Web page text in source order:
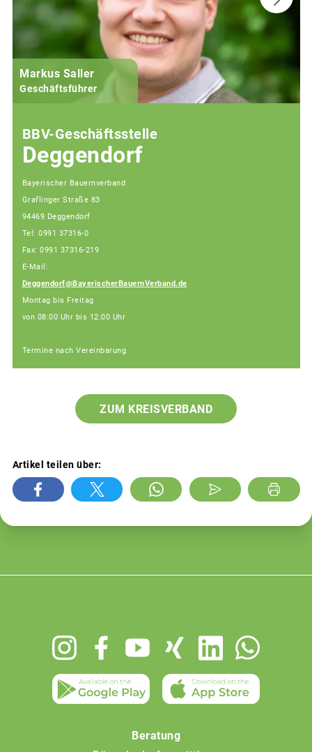
Markus Saller
Geschäftsführer
BBV-Geschäftsstelle
Deggendorf
Bayerischer Bauernverband
Graflinger Straße 83
94469 Deggendorf
Tel: 0991 37316-0
Fax: 0991 37316-219
E-Mail:
Deggendorf@BayerischerBauernVerband.de
Montag bis Freitag
von 08:00 Uhr bis 12:00 Uhr
Termine nach Vereinbarung
ZUM KREISVERBAND
Artikel teilen über:
Beratung